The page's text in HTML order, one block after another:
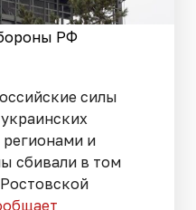
РФ
силы
регионами и
сбивали в том